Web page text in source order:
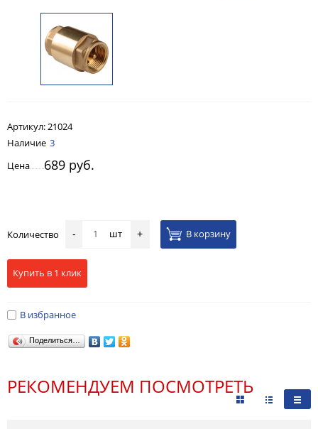
Артикул: 21024
Наличие 3
Цена
689 руб.
Количество - шт + В корзину
Купить в 1 клик
В избранное
Поделиться…
РЕКОМЕНДУЕМ ПОСМОТРЕТЬ